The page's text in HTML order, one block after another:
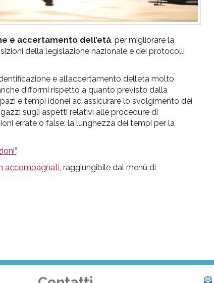
e accertamento dell’età , per migliorare la
della legislazione nazionale e dei protocolli
e all’accertamento dell’età molto
difformi rispetto a quanto previsto dalla
e tempi idonei ad assicurare lo svolgimento dei
sugli aspetti relativi alle procedure di
errate o false; la lunghezza dei tempi per la
.
accompagnati , raggiungibile dal menù di